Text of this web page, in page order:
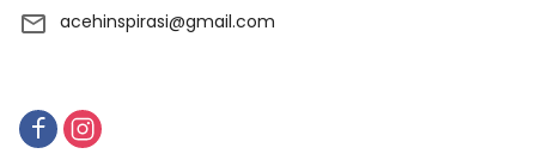
acehinspirasi@gmail.com